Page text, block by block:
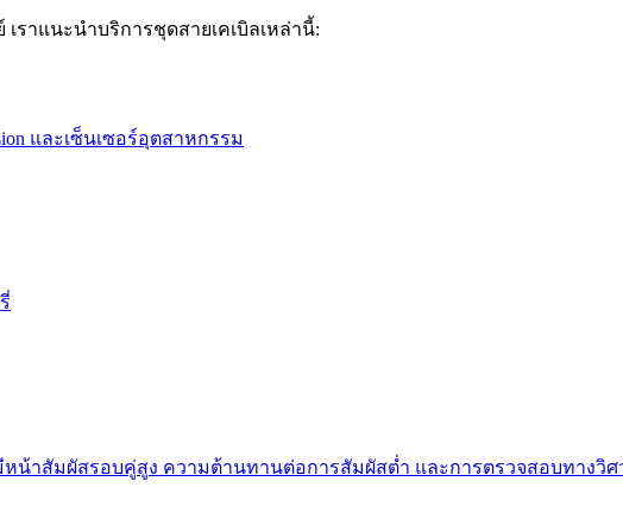
าแนะนำบริการชุดสายเคเบิลเหล่านี้:
และเซ็นเซอร์อุตสาหกรรม
น้าสัมผัสรอบคู่สูง ความต้านทานต่อการสัมผัสต่ำ และการตรวจสอบทางวิ